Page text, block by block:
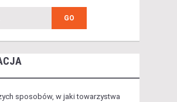
sposobów, w jaki towarzystwa